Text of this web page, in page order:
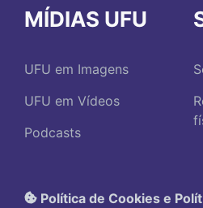
MÍDIAS UFU
UFU em Imagens
UFU em Vídeos
Podcasts
Política de Cookies e